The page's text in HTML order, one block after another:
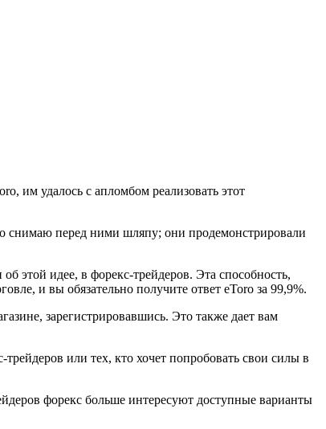
им удалось с апломбом реализовать этот
снимаю перед ними шляпу; они продемонстрировали
этой идее, в форекс-трейдеров. Эта способность,
и вы обязательно получите ответ eToro за 99,9%.
зарегистрировавшись. Это также дает вам
или тех, кто хочет попробовать свои силы в
форекс больше интересуют доступные варианты